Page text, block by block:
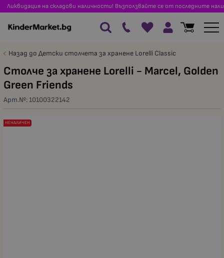
Ликвидация на складови наличности! Възползвайте се от последните
Назад до Детски столчета за хранене Lorelli Classic
Столче за хранене Lorelli - Marcel, Golden
Green Friends
Арт.№:10100322142
НЕНАЛИЧЕН